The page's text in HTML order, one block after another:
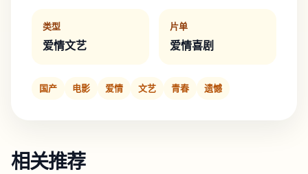
类型
爱情文艺
片单
爱情喜剧
国产 电影 爱情 文艺 青春 遗憾
相关推荐